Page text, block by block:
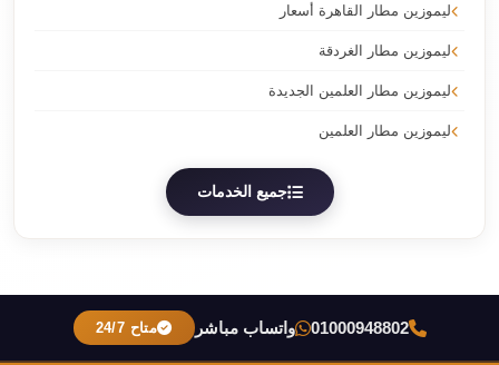
ليموزين مطار القاهرة أسعار
ليموزين مطار الغردقة
ليموزين مطار العلمين الجديدة
ليموزين مطار العلمين
جميع الخدمات
01000948802 واتساب مباشر متاح 24/7